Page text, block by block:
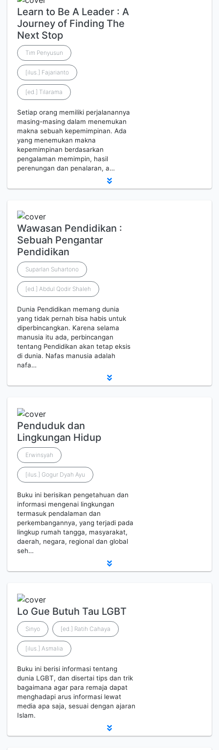
Learn to Be A Leader : A
Journey of Finding The
Next Stop
Tim Penyusun
[ilus.] Fajarianto
[ed.] Tilarama
Setiap orang memiliki perjalanannya
masing-masing dalam menemukan
makna sebuah kepemimpinan. Ada
yang menemukan makna
kepemimpinan berdasarkan
pengalaman memimpin, hasil
perenungan dan penalaran, a…
Wawasan Pendidikan :
Sebuah Pengantar
Pendidikan
Suparlan Suhartono
[ed.] Abdul Qodir Shaleh
Dunia Pendidikan memang dunia
yang tidak pernah bisa habis untuk
diperbincangkan. Karena selama
manusia itu ada, perbincangan
tentang Pendidikan akan tetap eksis
di dunia. Nafas manusia adalah
nafa…
Penduduk dan
Lingkungan Hidup
Erwinsyah
[ilus.] Gogur Dyah Ayu
Buku ini berisikan pengetahuan dan
informasi mengenai lingkungan
termasuk pendalaman dan
perkembangannya, yang terjadi pada
lingkup rumah tangga, masyarakat,
daerah, negara, regional dan global
seh…
Lo Gue Butuh Tau LGBT
Sinyo [ed.] Ratih Cahaya
[ilus.] Asmalia
Buku ini berisi informasi tentang
dunia LGBT, dan disertai tips dan trik
bagaimana agar para remaja dapat
menghadapi arus informasi lewat
media apa saja, sesuai dengan ajaran
Islam.